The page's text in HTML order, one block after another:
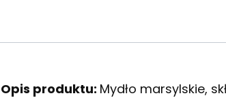
Opis produktu: Mydło marsylskie,